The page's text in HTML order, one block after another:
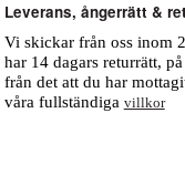
Leverans, ångerrätt &
Vi skickar från oss inom
har 14 dagars returrätt,
från det att du har
våra fullständiga villkor